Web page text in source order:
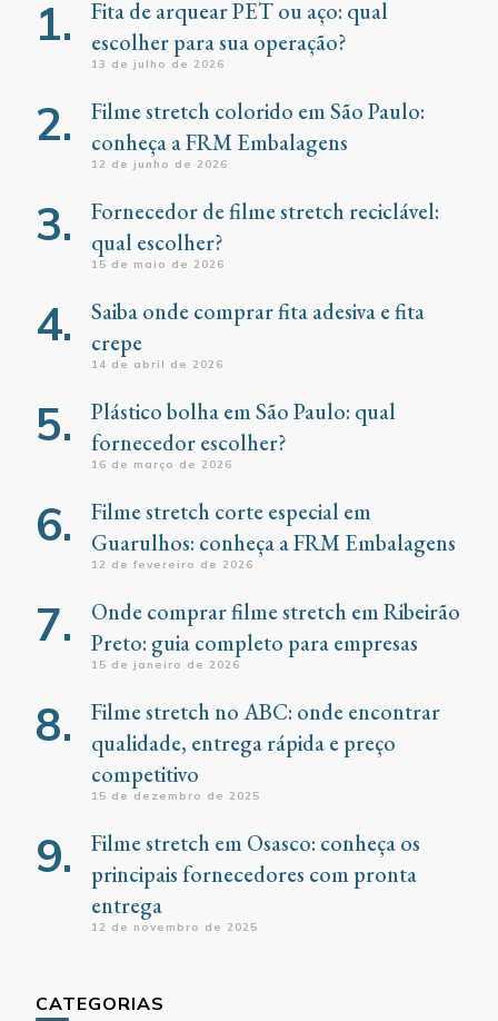
Fita de arquear PET ou aço: qual
escolher para sua operação?
13 de julho de 2026
Filme stretch colorido em São Paulo:
conheça a FRM Embalagens
12 de junho de 2026
Fornecedor de filme stretch reciclável:
qual escolher?
15 de maio de 2026
Saiba onde comprar fita adesiva e fita
crepe
14 de abril de 2026
Plástico bolha em São Paulo: qual
fornecedor escolher?
16 de março de 2026
Filme stretch corte especial em
Guarulhos: conheça a FRM Embalagens
12 de fevereiro de 2026
Onde comprar filme stretch em Ribeirão
Preto: guia completo para empresas
15 de janeiro de 2026
Filme stretch no ABC: onde encontrar
qualidade, entrega rápida e preço
competitivo
15 de dezembro de 2025
Filme stretch em Osasco: conheça os
principais fornecedores com pronta
entrega
12 de novembro de 2025
CATEGORIAS